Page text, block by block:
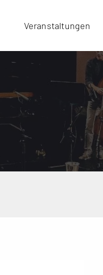
Veranstaltungen